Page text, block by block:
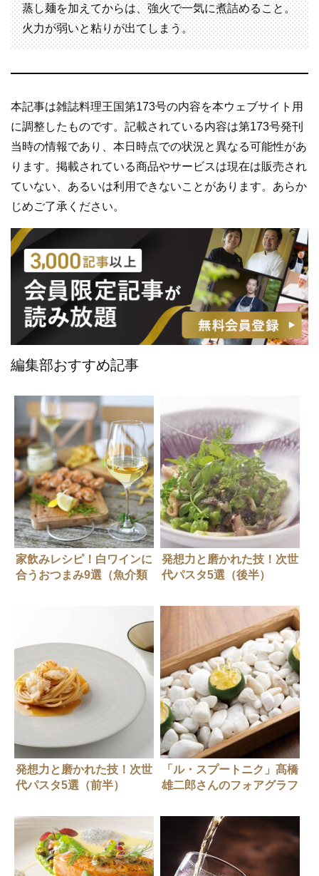
蒸し麺を加えてからは、強火で一気に煮詰めること。
火力が弱いと粘りが出てしまう。
本記事は雑誌料理王国第173号の内容を本ウェブサイト用
に調整したものです。記載されている内容は第173号発刊
当時の情報であり、本日時点での状況と異なる可能性があ
ります。掲載されている商品やサービスは現在は販売され
ていない、あるいは利用できないことがあります。あらか
じめご了承ください。
編集部おすすめ記事
家飲みレシピ！白ワインに
合うおつまみ9選（魚介類
発想力と磨かれた技！次世
代パスタ5選（後半）
発想力と磨かれた技！次世
代パスタ5選（前半）
「ル・スプートニク」髙橋
雄二郎さんのフォアグラフ